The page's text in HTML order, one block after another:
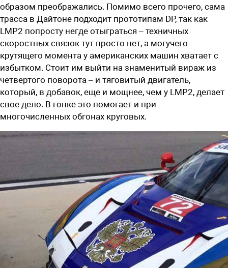
образом преображались. Помимо всего прочего, сама
трасса в Дайтоне подходит прототипам DP, так как
LMP2 попросту негде отыграться – техничных
скоростных связок тут просто нет, а могучего
крутящего момента у американских машин хватает с
избытком. Стоит им выйти на знаменитый вираж из
четвертого поворота – и тяговитый двигатель,
который, в добавок, еще и мощнее, чем у LMP2, делает
свое дело. В гонке это помогает и при
многочисленных обгонах круговых.